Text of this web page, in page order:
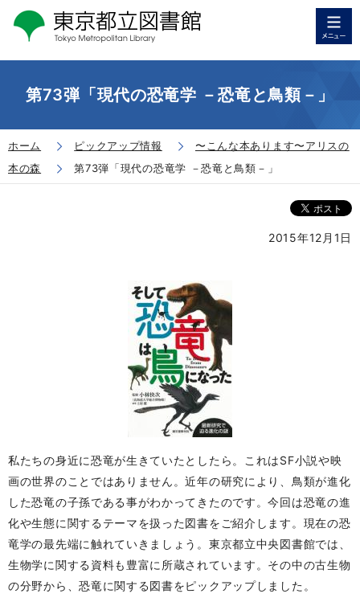
第73弾「現代の恐竜学 －恐竜と鳥類－」
ホーム ピックアップ情報
〜こんな本あります〜アリスの
本の森
第73弾「現代の恐竜学 －恐竜と鳥類－」
2015年12月1日
私たちの身近に恐竜が生きていたとしたら。これはSF小説や映
画の世界のことではありません。近年の研究により、鳥類が進化
した恐竜の子孫である事がわかってきたのです。今回は恐竜の進
化や生態に関するテーマを扱った図書をご紹介します。現在の恐
竜学の最先端に触れていきましょう。東京都立中央図書館では、
生物学に関する資料も豊富に所蔵されています。その中の古生物
の分野から、恐竜に関する図書をピックアップしました。